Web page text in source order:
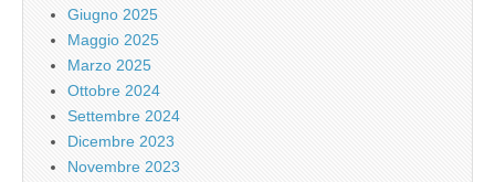
Giugno 2025
Maggio 2025
Marzo 2025
Ottobre 2024
Settembre 2024
Dicembre 2023
Novembre 2023